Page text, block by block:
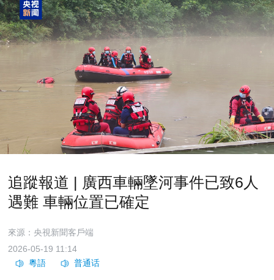
追蹤報道 | 廣西車輛墜河事件已致6人
遇難 車輛位置已確定
來源：央視新聞客戶端
2026-05-19 11:14